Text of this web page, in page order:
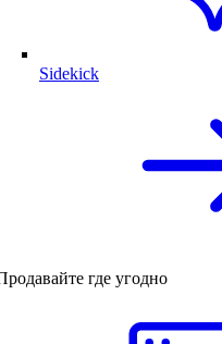
Sidekick
где угодно